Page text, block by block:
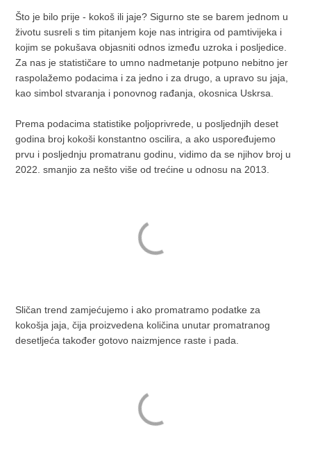
Što je bilo prije - kokoš ili jaje? Sigurno ste se barem jednom u
životu susreli s tim pitanjem koje nas intrigira od pamtivijeka i
kojim se pokušava objasniti odnos između uzroka i posljedice.
Za nas je statističare to umno nadmetanje potpuno nebitno jer
raspolažemo podacima i za jedno i za drugo, a upravo su jaja,
kao simbol stvaranja i ponovnog rađanja, okosnica Uskrsa.
Prema podacima statistike poljoprivrede, u posljednjih deset
godina broj kokoši konstantno oscilira, a ako uspoređujemo
prvu i posljednju promatranu godinu, vidimo da se njihov broj u
2022. smanjio za nešto više od trećine u odnosu na 2013.
Sličan trend zamjećujemo i ako promatramo podatke za
kokošja jaja, čija proizvedena količina unutar promatranog
desetljeća također gotovo naizmjence raste i pada.